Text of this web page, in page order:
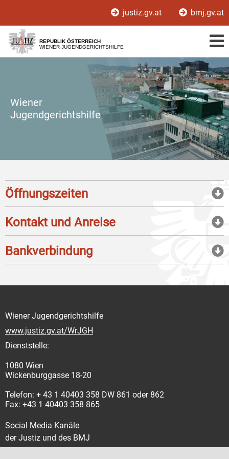
[1]
[2]
justiz.gv.at bmj.gv.at
REPUBLIK ÖSTERREICH
WIENER JUGENDGERICHTSHILFE
Wiener
Jugendgerichtshilfe
Öffnungszeiten
Kontakt und Anreise
Bankverbindung
Wiener Jugendgerichtshilfe
www.justiz.gv.at/WrJGH
Dienststelle:
1080 Wien
Wickenburggasse 18-20
Telefon: + 43 1 40403 358 DW 861 oder 862
Fax: +43 1 40403 358 865
Social Media Kanäle
der Justiz und des BMJ